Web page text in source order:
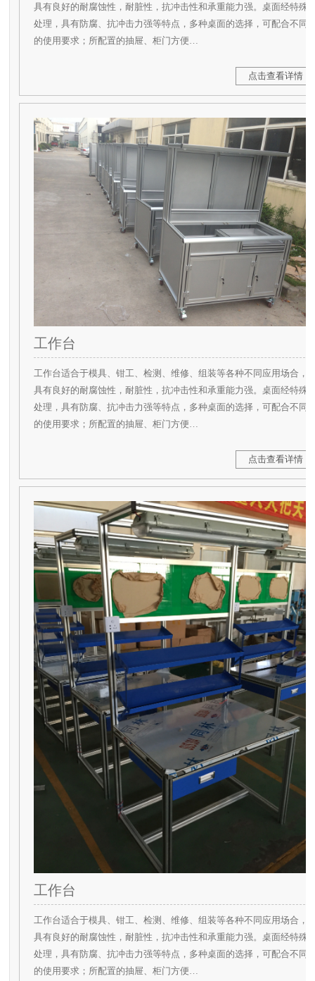
具有良好的耐腐蚀性，耐脏性，抗冲击性和承重能力强。桌面经特殊
处理，具有防腐、抗冲击力强等特点，多种桌面的选择，可配合不同
的使用要求；所配置的抽屉、柜门方便…
点击查看详情
工作台
工作台适合于模具、钳工、检测、维修、组装等各种不同应用场合，
具有良好的耐腐蚀性，耐脏性，抗冲击性和承重能力强。桌面经特殊
处理，具有防腐、抗冲击力强等特点，多种桌面的选择，可配合不同
的使用要求；所配置的抽屉、柜门方便…
点击查看详情
工作台
工作台适合于模具、钳工、检测、维修、组装等各种不同应用场合，
具有良好的耐腐蚀性，耐脏性，抗冲击性和承重能力强。桌面经特殊
处理，具有防腐、抗冲击力强等特点，多种桌面的选择，可配合不同
的使用要求；所配置的抽屉、柜门方便…